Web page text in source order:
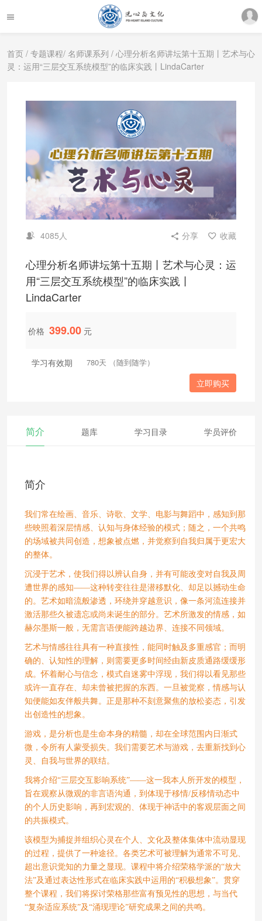
首页 / 专题课程/ 名师课系列 / 心理分析名师讲坛第十五期丨艺术与心
灵：运用“三层交互系统模型”的临床实践丨LindaCarter
4085人 分享 收藏
心理分析名师讲坛第十五期丨艺术与心灵：运
用“三层交互系统模型”的临床实践丨
LindaCarter
价格 399.00 元
学习有效期 780天 （随到随学）
立即购买
简介 题库 学习目录 学员评价
简介
我们常在绘画、音乐、诗歌、文学、电影与舞蹈中，感知到那
些映照着深层情感、认知与身体经验的模式；随之，一个共鸣
的场域被共同创造，想象被点燃，并觉察到自我归属于更宏大
的整体。
沉浸于艺术，使我们得以辨认自身，并有可能改变对自我及周
遭世界的感知——这种转变往往是潜移默化、却足以撼动生命
的。艺术如暗流般渗透，环绕并穿越意识，像一条河流连接并
激活那些久被遗忘或尚未诞生的部分。艺术所激发的情感，如
赫尔墨斯一般，无需言语便能跨越边界、连接不同领域。
艺术与情感往往具有一种直接性，能同时触及多重感官；而明
确的、认知性的理解，则需要更多时间经由新皮质通路缓缓形
成。怀着耐心与信念，模式自迷雾中浮现，我们得以看见那些
或许一直存在、却未曾被把握的东西。一旦被觉察，情感与认
知便能如友伴般共舞。正是那种不刻意聚焦的放松姿态，引发
出创造性的想象。
游戏，是分析也是生命本身的精髓，却在全球范围内日渐式
微，令所有人蒙受损失。我们需要艺术与游戏，去重新找到心
灵、自我与世界的联结。
我将介绍“三层交互影响系统”——这一我本人所开发的模型，
旨在观察从微观的非言语沟通，到体现于移情/反移情动态中
的个人历史影响，再到宏观的、体现于神话中的客观层面之间
的共振模式。
该模型为捕捉并组织心灵在个人、文化及整体集体中流动显现
的过程，提供了一种途径。各类艺术可被理解为通常不可见、
超出意识觉知的力量之显现。课程中将介绍荣格学派的“放大
法”及通过表达性形式在临床实践中运用的“积极想象”。贯穿
整个课程，我们将探讨荣格那些富有预见性的思想，与当代
“复杂适应系统”及“涌现理论”研究成果之间的共鸣。